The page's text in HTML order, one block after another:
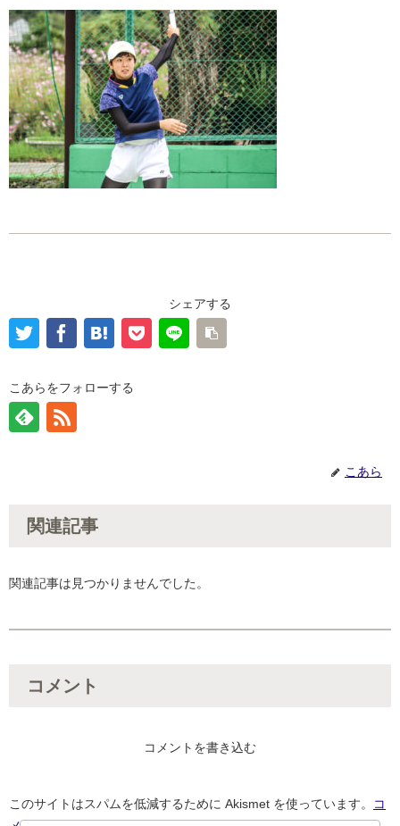
シェアする
こあらをフォローする
こあら
関連記事
関連記事は見つかりませんでした。
コメント
コメントを書き込む
このサイトはスパムを低減するために Akismet を使っています。
コ